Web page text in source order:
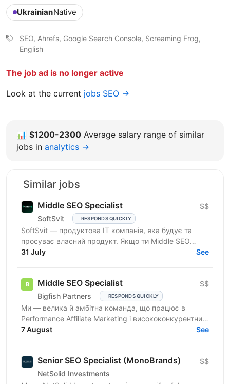
UkrainianNative
SEO, Ahrefs, Google Search Console, Screaming Frog,
English
The job ad is no longer active
Look at the current jobs SEO →
📊 $1200-2300 Average salary range of similar
jobs in analytics →
Similar jobs
Middle SEO Specialist
SoftSvit RESPONDS QUICKLY
$$
SoftSvit — продуктова IT компанія, яка будує та
просуває власний продукт. Якщо ти Middle SEO
Specialist і шукаєш місце, де можна реально
31 July See
Middle SEO Specialist
Bigfish Partners RESPONDS QUICKLY
$$
Ми — велика й амбітна команда, що працює в
Performance Affiliate Marketing і висококонкурентних
нішах на Tier 1-3 ринках. Ми швидко розвиваємося
7 August See
Senior SEO Specialist (MonoBrands)
NetSolid Investments
$$